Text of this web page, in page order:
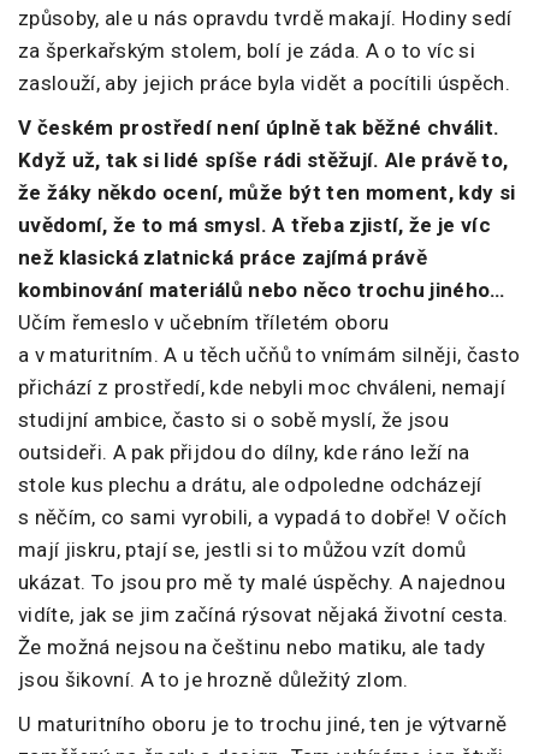
způsoby, ale u nás opravdu tvrdě makají. Hodiny sedí
za šperkařským stolem, bolí je záda. A o to víc si
zaslouží, aby jejich práce byla vidět a pocítili úspěch.
V českém prostředí není úplně tak běžné chválit.
Když už, tak si lidé spíše rádi stěžují. Ale právě to,
že žáky někdo ocení, může být ten moment, kdy si
uvědomí, že to má smysl. A třeba zjistí, že je víc
než klasická zlatnická práce zajímá právě
kombinování materiálů nebo něco trochu jiného…
Učím řemeslo v učebním tříletém oboru
a v maturitním. A u těch učňů to vnímám silněji, často
přichází z prostředí, kde nebyli moc chváleni, nemají
studijní ambice, často si o sobě myslí, že jsou
outsideři. A pak přijdou do dílny, kde ráno leží na
stole kus plechu a drátu, ale odpoledne odcházejí
s něčím, co sami vyrobili, a vypadá to dobře! V očích
mají jiskru, ptají se, jestli si to můžou vzít domů
ukázat. To jsou pro mě ty malé úspěchy. A najednou
vidíte, jak se jim začíná rýsovat nějaká životní cesta.
Že možná nejsou na češtinu nebo matiku, ale tady
jsou šikovní. A to je hrozně důležitý zlom.
U maturitního oboru je to trochu jiné, ten je výtvarně